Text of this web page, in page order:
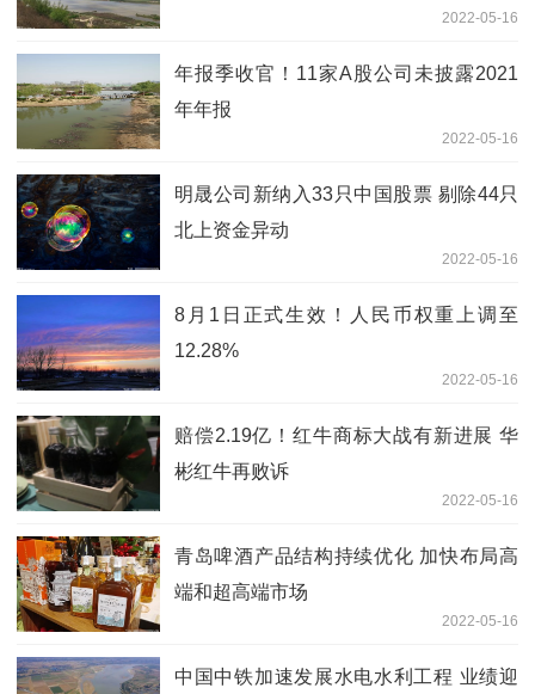
2022-05-16
年报季收官！11家A股公司未披露2021
年年报
2022-05-16
明晟公司新纳入33只中国股票 剔除44只
北上资金异动
2022-05-16
8月1日正式生效！人民币权重上调至
12.28%
2022-05-16
赔偿2.19亿！红牛商标大战有新进展 华
彬红牛再败诉
2022-05-16
青岛啤酒产品结构持续优化 加快布局高
端和超高端市场
2022-05-16
中国中铁加速发展水电水利工程 业绩迎